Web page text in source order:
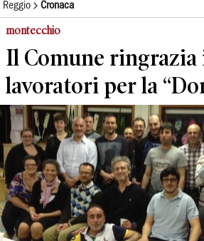
Reggio Cronaca
montecchio
Il Comune
lavoratori per la